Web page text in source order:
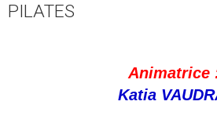
PILATES
Animatrice
Katia